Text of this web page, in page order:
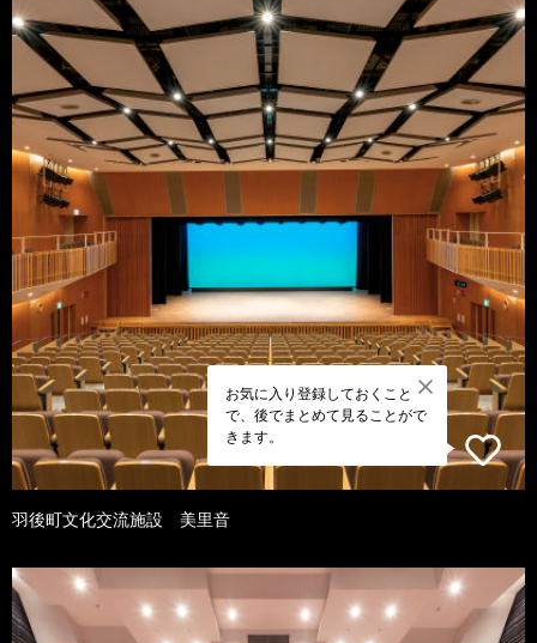
お気に入り登録しておくこと
で、後でまとめて見ることがで
きます。
羽後町文化交流施設 美里音